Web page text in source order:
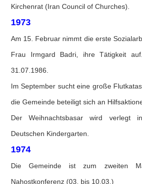
Kirchenrat (Iran Council of Churches).
1973
Am 15. Februar nimmt die erste
Frau Irmgard Badri, ihre Tätigkeit
31.07.1986.
Im September sucht eine große
die Gemeinde beteiligt sich an
Der Weihnachtsbasar wird verlegt
Deutschen Kindergarten.
1974
Die Gemeinde ist zum zweiten
Nahostkonferenz (03. bis 10.03.)